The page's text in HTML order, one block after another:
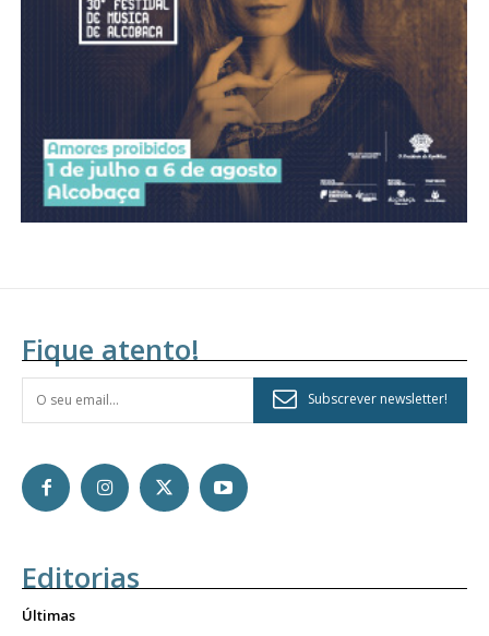
Ofertas para assinatura anual
Escolha o plano
Fique atento!
Subscrever newsletter!
Editorias
Últimas